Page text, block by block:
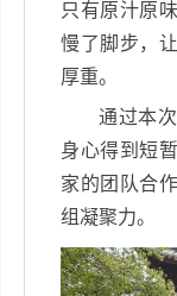
只有原汁原
慢了脚步，
厚重。
通过本
身心得到短
家的团队合
组凝聚力。